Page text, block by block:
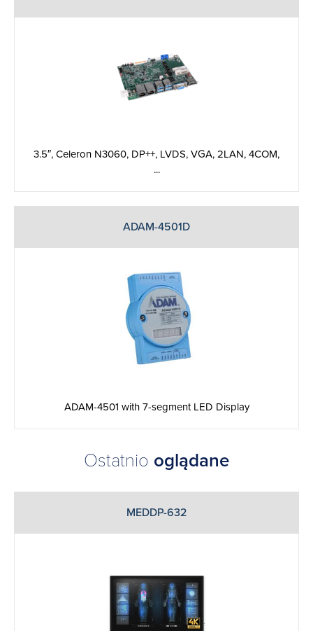
3.5″, Celeron N3060, DP++, LVDS, VGA, 2LAN, 4COM,
...
ADAM-4501D
ADAM-4501 with 7-segment LED Display
Ostatnio oglądane
MEDDP-632